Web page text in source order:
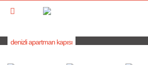
denizli apartman kapısı